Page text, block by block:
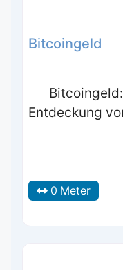
Bitcoingeld
Entdeckung
0 Meter